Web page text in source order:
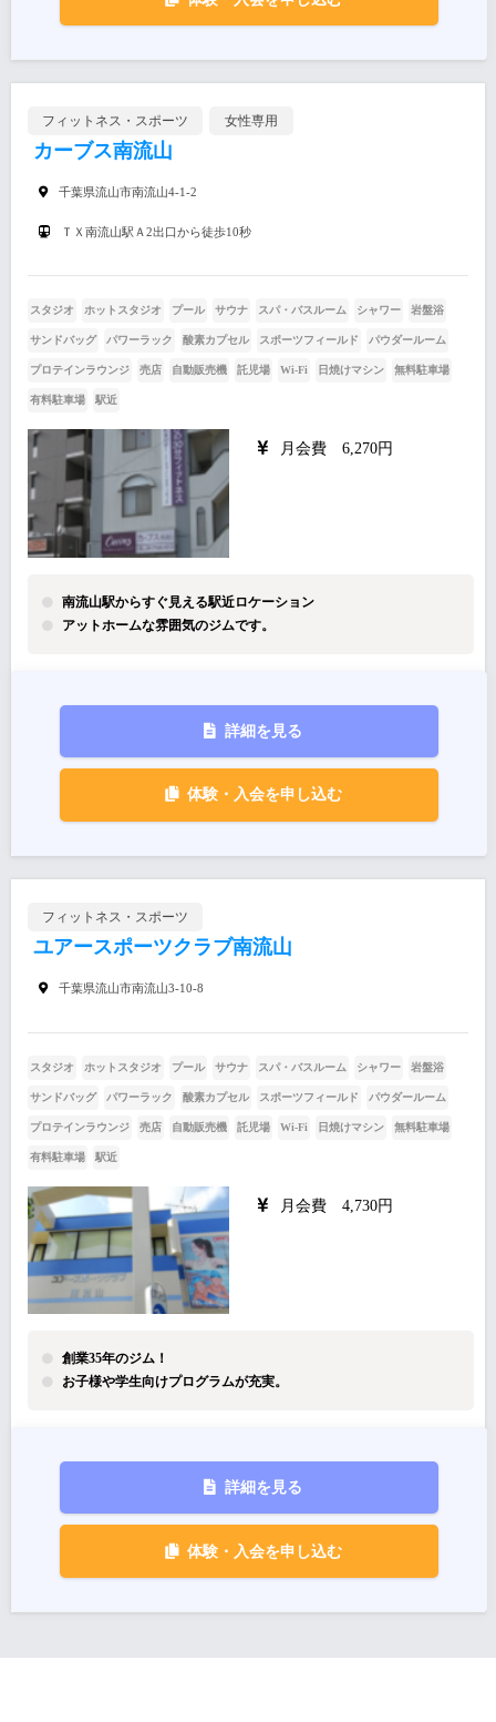
フィットネス・スポーツ 女性専用
カーブス南流山
千葉県流山市南流山4-1-2
ＴＸ南流山駅Ａ2出口から徒歩10秒
スタジオ ホットスタジオ プール サウナ スパ・バスルーム シャワー 岩盤浴
サンドバッグ パワーラック 酸素カプセル スポーツフィールド パウダールーム
プロテインラウンジ 売店 自動販売機 託児場 Wi-Fi 日焼けマシン 無料駐車場
有料駐車場 駅近
月会費 6,270円
南流山駅からすぐ見える駅近ロケーション
アットホームな雰囲気のジムです。
詳細を見る
体験・入会を申し込む
フィットネス・スポーツ
ユアースポーツクラブ南流山
千葉県流山市南流山3-10-8
スタジオ ホットスタジオ プール サウナ スパ・バスルーム シャワー 岩盤浴
サンドバッグ パワーラック 酸素カプセル スポーツフィールド パウダールーム
プロテインラウンジ 売店 自動販売機 託児場 Wi-Fi 日焼けマシン 無料駐車場
有料駐車場 駅近
月会費 4,730円
創業35年のジム！
お子様や学生向けプログラムが充実。
詳細を見る
体験・入会を申し込む